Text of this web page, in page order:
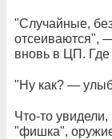
"Случайные,
отсеиваются",
вновь в ЦП.
"Ну как? —
Что-то
"фишка",